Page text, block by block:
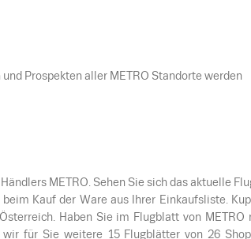
Prospekten aller METRO Standorte werden
METRO. Sehen Sie sich das aktuelle
beim Kauf der Ware aus Ihrer Einkaufsliste.
Haben Sie im Flugblatt von METRO
wir für Sie weitere 15 Flugblätter von 26